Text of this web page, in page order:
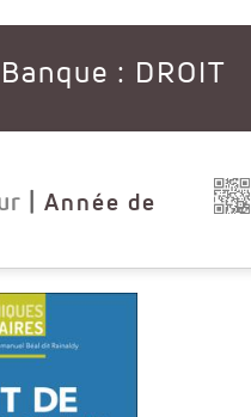
: DROIT
Année de